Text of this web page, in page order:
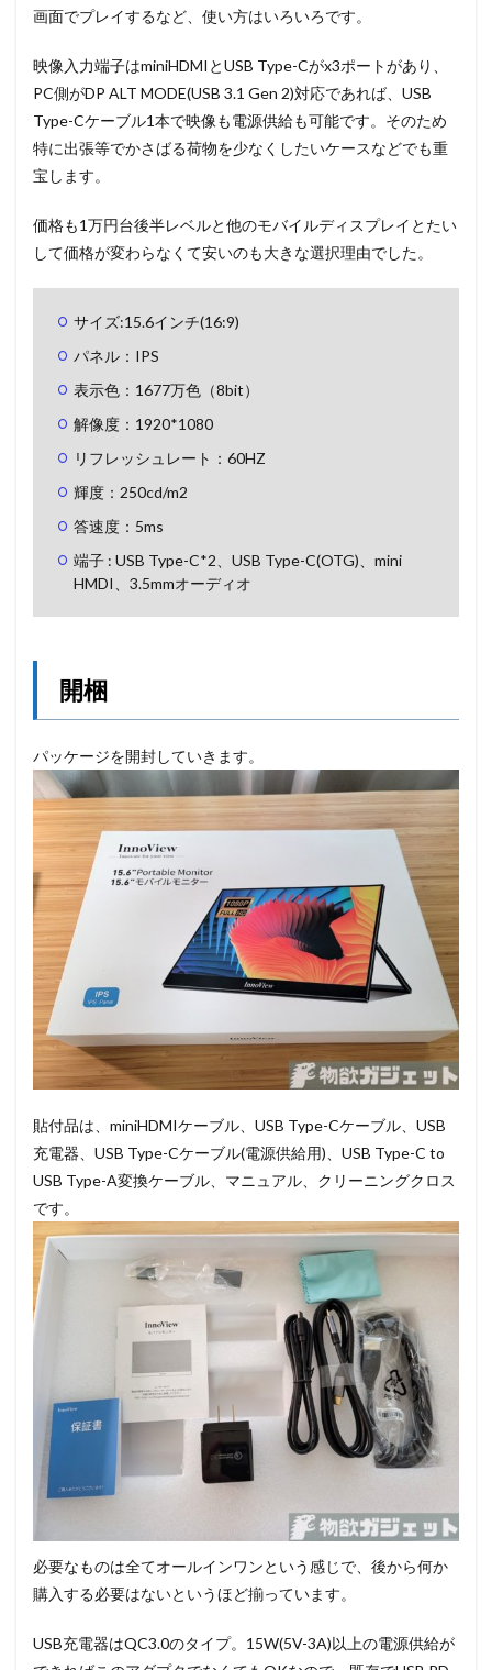
画面でプレイするなど、使い方はいろいろです。
映像入力端子はminiHDMIとUSB Type-Cがx3ポートがあり、
PC側がDP ALT MODE(USB 3.1 Gen 2)対応であれば、USB
Type-Cケーブル1本で映像も電源供給も可能です。そのため
特に出張等でかさばる荷物を少なくしたいケースなどでも重
宝します。
価格も1万円台後半レベルと他のモバイルディスプレイとたい
して価格が変わらなくて安いのも大きな選択理由でした。
サイズ:15.6インチ(16:9)
パネル：IPS
表示色：1677万色（8bit）
解像度：1920*1080
リフレッシュレート：60HZ
輝度：250cd/m2
答速度：5ms
端子 : USB Type-C*2、USB Type-C(OTG)、mini
HMDI、3.5mmオーディオ
開梱
パッケージを開封していきます。
貼付品は、miniHDMIケーブル、USB Type-Cケーブル、USB
充電器、USB Type-Cケーブル(電源供給用)、USB Type-C to
USB Type-A変換ケーブル、マニュアル、クリーニングクロス
です。
必要なものは全てオールインワンという感じで、後から何か
購入する必要はないというほど揃っています。
USB充電器はQC3.0のタイプ。15W(5V-3A)以上の電源供給が